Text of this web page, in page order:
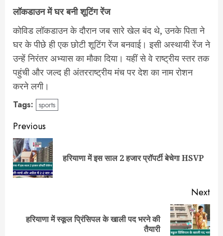
लॉकडाउन में घर बनी शूटिंग रेंज
कोविड लॉकडाउन के दौरान जब सारे खेल बंद थे, उनके पिता ने
घर के पीछे ही एक छोटी शूटिंग रेंज बनवाई। इसी अस्थायी रेंज ने
उन्हें निरंतर अभ्यास का मौका दिया। यहीं से वे राष्ट्रीय स्तर तक
पहुंची और जल्द ही अंतरराष्ट्रीय मंच पर देश का नाम रोशन
करने लगी।
Tags: sports
Post
navigation
Previous
हरियाणा में इस साल 2 हजार प्रॉपर्टी बेचेगा HSVP
Next
Nextहरियाणा में स्कूल प्रिंसिपल के खाली पद भरने की
तैयारी